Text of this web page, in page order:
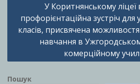
У Коритнянському ліцеї
профорієнтаційна зустріч для
класів, присвячена
навчання в
комерційному
Пошук